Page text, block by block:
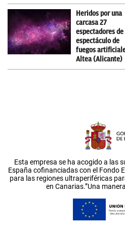
Heridos por una
carcasa 27
espectadores de
espectáculo de
fuegos
Altea (Alicante)
Esta empresa se ha acogido a las
España cofinanciadas con el Fondo
para las regiones ultraperiféricas
en Canarias.”Una